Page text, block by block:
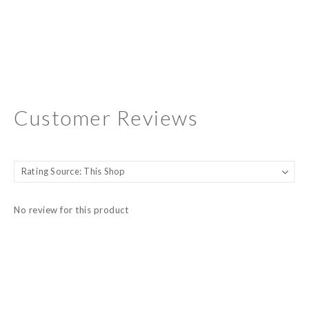
Customer Reviews
No review for this product